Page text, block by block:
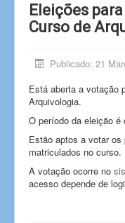
Eleições
Curso de
Publicado: 21
Está aberta a votação
Arquivologia.
O período da eleição é
Estão aptos a votar os
matriculados no curso.
A votação ocorre no
acesso depende de